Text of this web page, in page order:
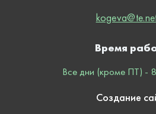
Время
Все дни (кроме ПТ) -
Создание